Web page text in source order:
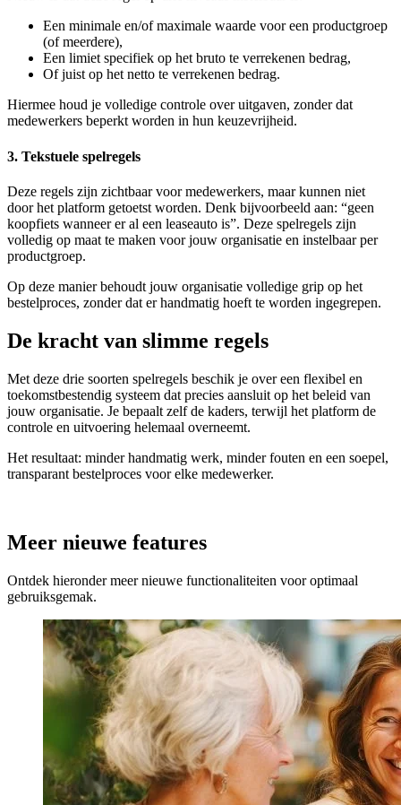
Een minimale en/of maximale waarde voor een productgroep
(of meerdere),
Een limiet specifiek op het bruto te verrekenen bedrag,
Of juist op het netto te verrekenen bedrag.
Hiermee houd je volledige controle over uitgaven, zonder dat
medewerkers beperkt worden in hun keuzevrijheid.
3. Tekstuele spelregels
Deze regels zijn zichtbaar voor medewerkers, maar kunnen niet
door het platform getoetst worden. Denk bijvoorbeeld aan: “geen
koopfiets wanneer er al een leaseauto is”. Deze spelregels zijn
volledig op maat te maken voor jouw organisatie en instelbaar per
productgroep.
Op deze manier behoudt jouw organisatie volledige grip op het
bestelproces, zonder dat er handmatig hoeft te worden ingegrepen.
De kracht van slimme regels
Met deze drie soorten spelregels beschik je over een flexibel en
toekomstbestendig systeem dat precies aansluit op het beleid van
jouw organisatie. Je bepaalt zelf de kaders, terwijl het platform de
controle en uitvoering helemaal overneemt.
Het resultaat: minder handmatig werk, minder fouten en een soepel,
transparant bestelproces voor elke medewerker.
Meer nieuwe features
Ontdek hieronder meer nieuwe functionaliteiten voor optimaal
gebruiksgemak.